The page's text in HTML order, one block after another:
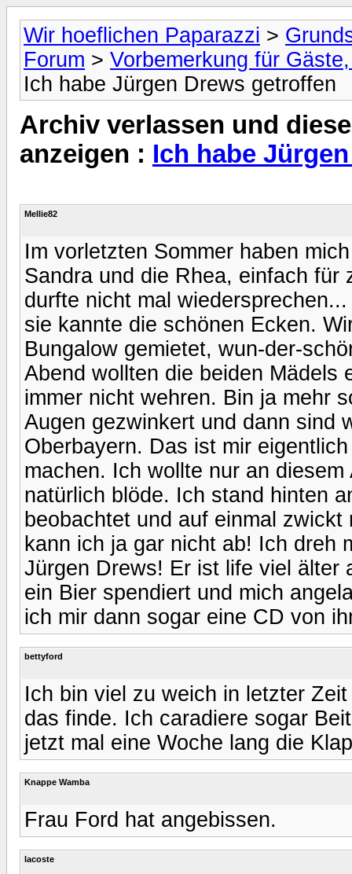
Wir hoeflichen Paparazzi >
Forum > Vorbemerkung für
Ich habe Jürgen Drews getroffen
Archiv verlassen und
anzeigen : Ich habe
Mellie82
Im vorletzten Sommer haben
Sandra und die Rhea, einfach für
durfte nicht mal
sie kannte die schönen Ecken.
Bungalow gemietet, wun-der-
Abend wollten die beiden Mädels
immer nicht wehren. Bin ja mehr
Augen gezwinkert und dann sind
Oberbayern. Das ist mir
machen. Ich wollte nur an
natürlich blöde. Ich stand hinten
beobachtet und auf einmal
kann ich ja gar nicht ab! Ich dreh
Jürgen Drews! Er ist life viel älter
ein Bier spendiert und mich
ich mir dann sogar eine CD von
bettyford
Ich bin viel zu weich in letzter
das finde. Ich caradiere sogar
jetzt mal eine Woche lang die
Knappe Wamba
Frau Ford hat angebissen.
lacoste